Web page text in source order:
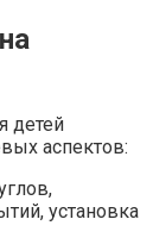
детей
аспектов:
установка